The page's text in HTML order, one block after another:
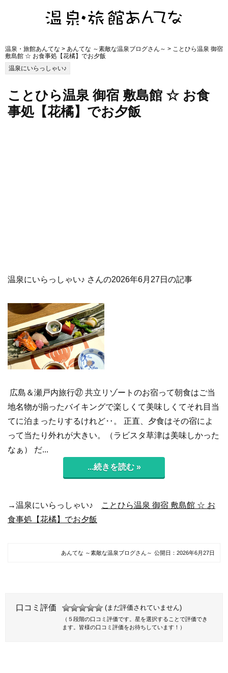
温泉・旅館あんてな > あんてな ～素敵な温泉ブログさん～ > ことひら温泉 御宿
敷島館 ☆ お食事処【花橘】でお夕飯
温泉にいらっしゃい♪
ことひら温泉 御宿 敷島館 ☆ お食
事処【花橘】でお夕飯
温泉にいらっしゃい♪ さんの2026年6月27日の記事
広島＆瀬戸内旅行㉗ 共立リゾートのお宿って朝食はご当
地名物が揃ったバイキングで楽しくて美味しくてそれ目当
てに泊まったりするけれど‥。 正直、夕食はその宿によ
って当たり外れが大きい。（ラビスタ草津は美味しかった
なぁ） だ...
...続きを読む »
→温泉にいらっしゃい♪
ことひら温泉 御宿 敷島館 ☆ お
食事処【花橘】でお夕飯
あんてな ～素敵な温泉ブログさん～ 公開日： 2026年6月27日
口コミ評価 (まだ評価されていません)
（５段階の口コミ評価です。星を選択することで評価でき
ます。皆様の口コミ評価をお待ちしています！）